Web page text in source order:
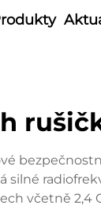
silné
včetně 2,4